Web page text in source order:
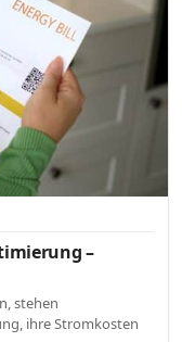
–
stehen
ihre Stromkosten